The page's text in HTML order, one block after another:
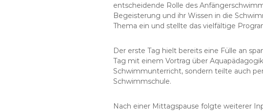
entscheidende Rolle des
Begeisterung und ihr Wissen in die
Thema ein und stellte das vielfältige
Der erste Tag hielt bereits eine Fülle an
Tag mit einem Vortrag über
Schwimmunterricht, sondern teilte auch
Schwimmschule.
Nach einer Mittagspause folgte weiterer